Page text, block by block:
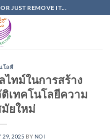
JUST REMOVE IT...
โลยี
ไทม์ในการสร้าง
เทคโนโลยีความ
ยใหม่
29, 2025 BY NOI